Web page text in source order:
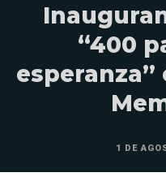
“400
esperanza”
1 DE